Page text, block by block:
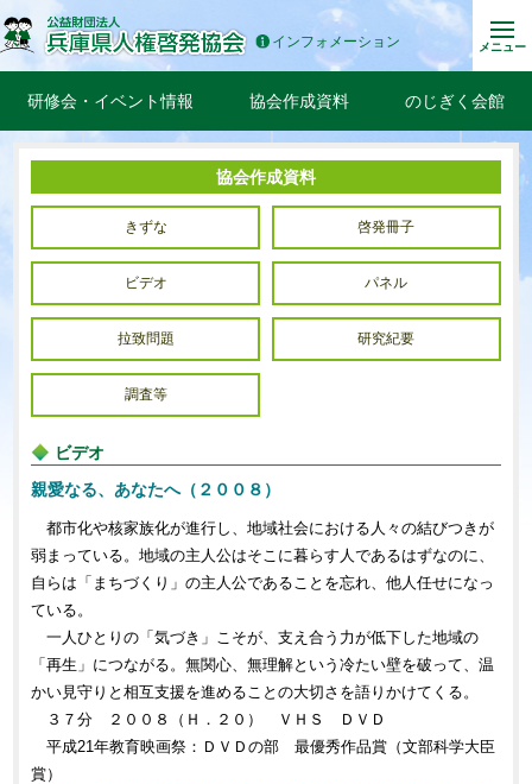
インフォメーション メニュー
研修会・イベント情報 協会作成資料 のじぎく会館
協会作成資料
きずな 啓発冊子
ビデオ パネル
拉致問題 研究紀要
調査等
ビデオ
親愛なる、あなたへ（２００８）
都市化や核家族化が進行し、地域社会における人々の結びつきが
弱まっている。地域の主人公はそこに暮らす人であるはずなのに、
自らは「まちづくり」の主人公であることを忘れ、他人任せになっ
ている。
一人ひとりの「気づき」こそが、支え合う力が低下した地域の
「再生」につながる。無関心、無理解という冷たい壁を破って、温
かい見守りと相互支援を進めることの大切さを語りかけてくる。
３７分 ２００８（Ｈ．２０） ＶＨＳ ＤＶＤ
平成21年教育映画祭：ＤＶＤの部 最優秀作品賞（文部科学大臣
賞）